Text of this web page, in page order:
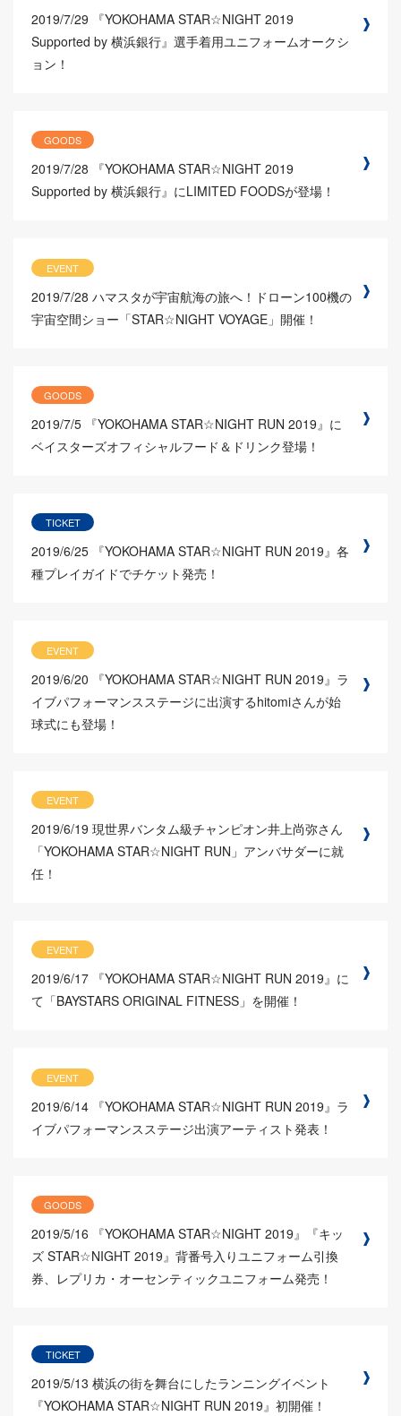
2019/7/29
『YOKOHAMA STAR☆NIGHT 2019
Supported by 横浜銀行』選手着用ユニフォームオークシ
ョン！
GOODS
2019/7/28
『YOKOHAMA STAR☆NIGHT 2019
Supported by 横浜銀行』にLIMITED FOODSが登場！
EVENT
2019/7/28 ハマスタが宇宙航海の旅へ！ドローン100機の
宇宙空間ショー「STAR☆NIGHT VOYAGE」開催！
GOODS
2019/7/5 『YOKOHAMA STAR☆NIGHT RUN 2019』に
ベイスターズオフィシャルフード＆ドリンク登場！
TICKET
2019/6/25 『YOKOHAMA STAR☆NIGHT RUN 2019』各
種プレイガイドでチケット発売！
EVENT
2019/6/20
『YOKOHAMA STAR☆NIGHT RUN 2019』ラ
イブパフォーマンスステージに出演するhitomiさんが始
球式にも登場！
EVENT
2019/6/19 現世界バンタム級チャンピオン井上尚弥さん
「YOKOHAMA STAR☆NIGHT RUN」アンバサダーに就
任！
EVENT
2019/6/17 『YOKOHAMA STAR☆NIGHT RUN 2019』に
て「BAYSTARS ORIGINAL FITNESS」を開催！
EVENT
2019/6/14 『YOKOHAMA STAR☆NIGHT RUN 2019』ラ
イブパフォーマンスステージ出演アーティスト発表！
GOODS
2019/5/16
『YOKOHAMA STAR☆NIGHT 2019』『キッ
ズ STAR☆NIGHT 2019』背番号入りユニフォーム引換
券、レプリカ・オーセンティックユニフォーム発売！
TICKET
2019/5/13 横浜の街を舞台にしたランニングイベント
『YOKOHAMA STAR☆NIGHT RUN 2019』初開催！